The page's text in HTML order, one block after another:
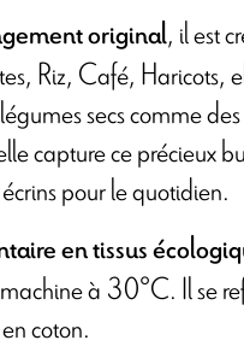
original, il est
Riz, Café, Haricots,
secs comme
capture ce précieux
pour le quotidien.
en tissus
à 30°C. Il se
coton.